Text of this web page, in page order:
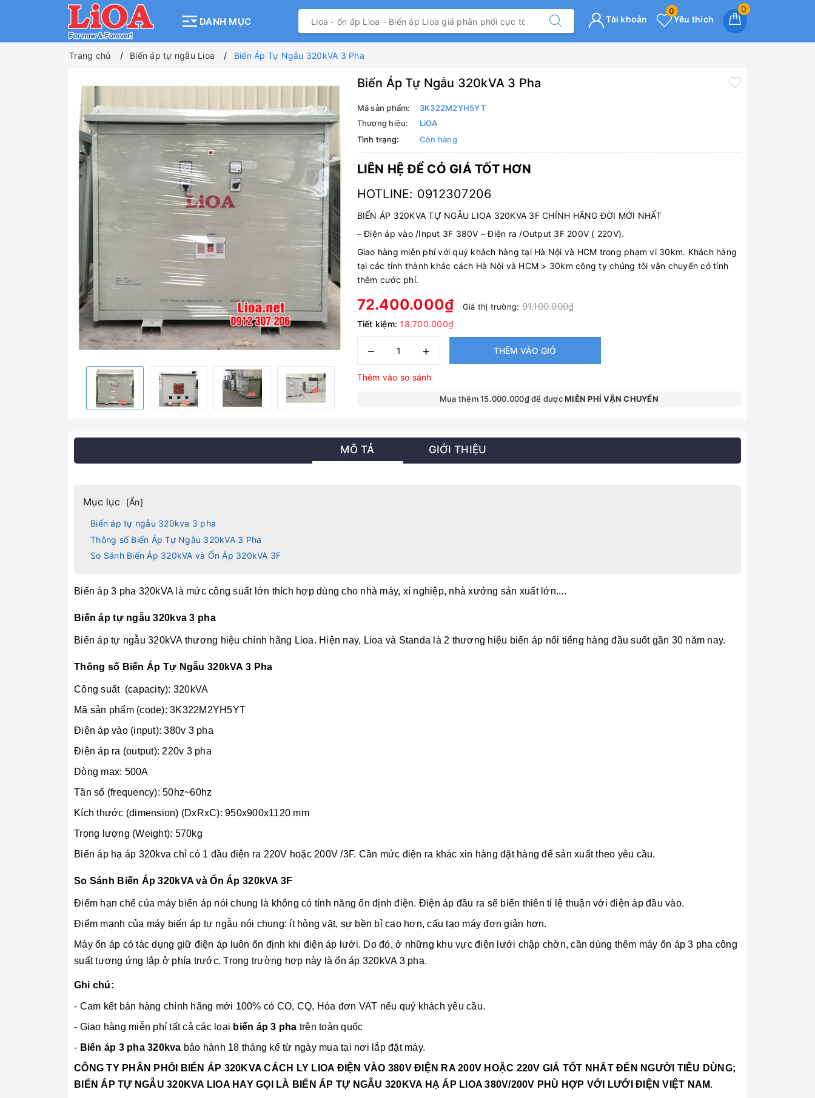
DANH MỤC
0
Yêu thích
0
Tài khoản
Trang chủ Biến áp tự ngẫu Lioa Biến Áp Tự Ngẫu 320kVA 3 Pha
Biến Áp Tự Ngẫu 320kVA 3 Pha
Mã sản phẩm:
3K322M2YH5YT
Thương hiệu:
LiOA
Tình trạng:
Còn hàng
LIÊN HỆ ĐỂ CÓ GIÁ TỐT HƠN
HOTLINE: 0912307206
BIẾN ÁP 320KVA TỰ NGẪU LIOA 320KVA 3F CHÍNH HÃNG ĐỜI MỚI NHẤT
–Điện áp vào /Input 3F 380V –Điện ra /Output 3F 200V ( 220V).
Giao hàng miễn phí với quý khách hàng tại Hà Nội và HCM trong phạm vi 30km. Khách hàng
tại các tỉnh thành khác cách Hà Nội và HCM > 30km công ty chúng tôi vận chuyển có tính
thêm cước phí.
72.400.000₫ Giá thị trường:91.100.000₫
Tiết kiệm:18.700.000₫
– + THÊM VÀO GIỎ
Thêm vào so sánh
Mua thêm 15.000.000₫ để đượcMIỄN PHÍ VẬN CHUYỂN
MÔ TẢ GIỚI THIỆU
Mục lục [Ẩn]
Biến áp tự ngẫu 320kva 3 pha
Thông số Biến Áp Tự Ngẫu 320kVA 3 Pha
So Sánh Biến Áp 320kVA và Ổn Áp 320kVA 3F
Biến áp 3 pha 320kVA là mức công suất lớn thích hợp dùng cho nhà máy, xí nghiệp, nhà xưởng sản xuất lớn....
Biến áp tự ngẫu 320kva 3 pha
Biến áp tự ngẫu 320kVA thương hiệu chính hãng Lioa. Hiện nay, Lioa và Standa là 2 thương hiệu biến áp nổi tiếng hàng đầu suốt gần 30 năm nay.
Thông số Biến Áp Tự Ngẫu 320kVA 3 Pha
Công suất (capacity): 320kVA
Mã sản phẩm (code): 3K322M2YH5YT
Điện áp vào (input): 380v 3 pha
Điện áp ra (output): 220v 3 pha
Dòng max: 500A
Tần số (frequency): 50hz~60hz
Kích thước (dimension) (DxRxC): 950x900x1120 mm
Trọng lượng (Weight): 570kg
Biến áp hạ áp 320kva chỉ có 1 đầu điện ra 220V hoặc 200V /3F. Cần mức điện ra khác xin hàng đặt hàng để sản xuất theo yêu cầu.
So Sánh Biến Áp 320kVA và Ổn Áp 320kVA 3F
Điểm hạn chế của máy biến áp nói chung là không có tính năng ổn định điện. Điện áp đầu ra sẽ biến thiên tỉ lệ thuận với điện áp đầu vào.
Điểm mạnh của máy biến áp tự ngẫu nói chung: ít hỏng vặt, sự bền bỉ cao hơn, cấu tạo máy đơn giản hơn.
Máy ổn áp có tác dụng giữ điện áp luôn ổn định khi điện áp lưới. Do đó, ở những khu vực điện lưới chập chờn, cần dùng thêm máy ổn áp 3 pha công
suất tương ứng lắp ở phía trước. Trong trường hợp này là ổn áp 320kVA 3 pha.
Ghi chú:
- Cam kết bán hàng chính hãng mới 100% có CO, CQ, Hóa đơn VAT nếu quý khách yêu cầu.
- Giao hàng miễn phí tất cả các loại biến áp 3 pha trên toàn quốc
- Biến áp 3 pha 320kva bảo hành 18 tháng kể từ ngày mua tại nơi lắp đặt máy.
CÔNG TY PHÂN PHỐI
BIẾN ÁP 320KVA CÁCH LY LIOA ĐIỆN VÀO 380V ĐIỆN RA 200V HOẶC 220V GIÁ TỐT NHẤT ĐẾN NGƯỜI TIÊU DÙNG;
BIẾN ÁP TỰ NGẪU 320KVA LIOA HAY GỌI LÀ BIẾN ÁP TỰ NGẪU 320KVA HẠ ÁP LIOA 380V/200V PHÙ HỢP VỚI LƯỚI ĐIỆN VIỆT NAM.